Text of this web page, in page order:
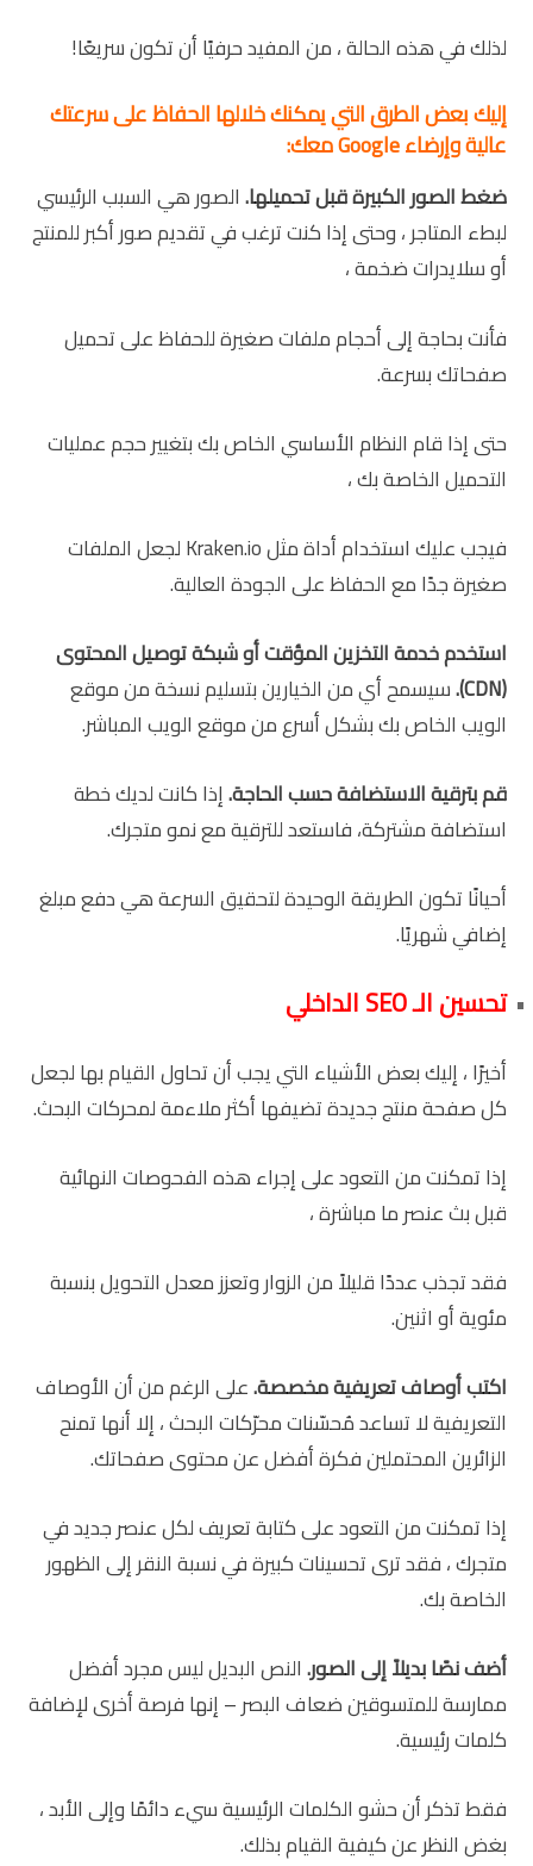
لذلك في هذه الحالة ، من المفيد حرفيًا أن تكون سريعًا!
إليك بعض الطرق التي يمكنك خلالها الحفاظ على سرعتك
عالية وإرضاءGoogleمعك:
ضغط الصور الكبيرة قبل تحميلها.الصور هي السبب الرئيسي
لبطء المتاجر ، وحتى إذا كنت ترغب في تقديم صور أكبر للمنتج
أو سلايدرات ضخمة ،
فأنت بحاجة إلى أحجام ملفات صغيرة للحفاظ على تحميل
صفحاتك بسرعة.
حتى إذا قام النظام الأساسي الخاص بك بتغيير حجم عمليات
التحميل الخاصة بك ،
فيجب عليك استخدام أداة مثل Kraken.io لجعل الملفات
صغيرة جدًا مع الحفاظ على الجودة العالية.
استخدم خدمة التخزين المؤقت أو شبكة توصيل المحتوى
(
CDN
).سيسمح أي من الخيارين بتسليم نسخة من موقع
الويب الخاص بك بشكل أسرع من موقع الويب المباشر.
قم بترقية الاستضافة حسب الحاجة.إذا كانت لديك خطة
استضافة مشتركة، فاستعد للترقية مع نمو متجرك.
أحيانًا تكون الطريقة الوحيدة لتحقيق السرعة هي دفع مبلغ
إضافي شهريًا.
تحسين الـ SEO الداخلي
أخيرًا ، إليك بعض الأشياء التي يجب أن تحاول القيام بها لجعل
كل صفحة منتج جديدة تضيفها أكثر ملاءمة لمحركات البحث.
إذا تمكنت من التعود على إجراء هذه الفحوصات النهائية
قبل بث عنصر ما مباشرة ،
فقد تجذب عددًا قليلاً من الزوار وتعزز معدل التحويل بنسبة
مئوية أو اثنين.
اكتب أوصاف تعريفية مخصصة.على الرغم من أن الأوصاف
التعريفية لا تساعد مُحسّنات محرّكات البحث ، إلا أنها تمنح
الزائرين المحتملين فكرة أفضل عن محتوى صفحاتك.
إذا تمكنت من التعود على كتابة تعريف لكل عنصر جديد في
متجرك ، فقد ترى تحسينات كبيرة في نسبة النقر إلى الظهور
الخاصة بك.
أضف نصًا بديلاً إلى الصور.النص البديل ليس مجرد أفضل
ممارسة للمتسوقين ضعاف البصر – إنها فرصة أخرى لإضافة
كلمات رئيسية.
فقط تذكر أن حشو الكلمات الرئيسية سيء دائمًا وإلى الأبد ،
بغض النظر عن كيفية القيام بذلك.